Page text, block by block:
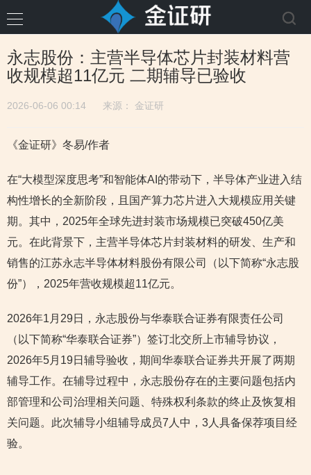
永志股份：主营半导体芯片封装材料营
收规模超11亿元 二期辅导已验收
2026-06-06 00:14 来源： 金证研
《金证研》冬易/作者
在“大模型深度思考”和智能体AI的带动下，半导体产业进入结
构性增长的全新阶段，且国产算力芯片进入大规模应用关键
期。其中，2025年全球先进封装市场规模已突破450亿美
元。在此背景下，主营半导体芯片封装材料的研发、生产和
销售的江苏永志半导体材料股份有限公司（以下简称“永志股
份”），2025年营收规模超11亿元。
2026年1月29日，永志股份与华泰联合证券有限责任公司
（以下简称“华泰联合证券”）签订北交所上市辅导协议，
2026年5月19日辅导验收，期间华泰联合证券共开展了两期
辅导工作。在辅导过程中，永志股份存在的主要问题包括内
部管理和公司治理相关问题、特殊权利条款的终止及恢复相
关问题。此次辅导小组辅导成员7人中，3人具备保荐项目经
验。